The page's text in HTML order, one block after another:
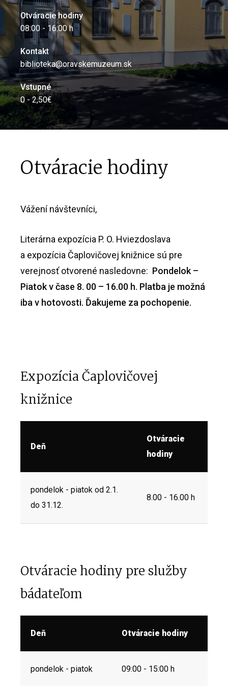
Otváracie hodiny
08:00 - 16:00 h
Kontakt
biblioteka@oravskemuzeum.sk
Vstupné
0 - 2,50€
Otváracie hodiny
Vážení návštevníci,
Literárna expozícia P. O. Hviezdoslava
a expozícia Čaplovičovej knižnice sú pre
verejnosť otvorené nasledovne: Pondelok –
Piatok v čase 8. 00 – 16.00 h. Platba je možná
iba v hotovosti. Ďakujeme za pochopenie.
Expozícia Čaplovičovej
knižnice
Deň
Otváracie
hodiny
pondelok - piatok od 2.1.
do 31.12.
8.00 - 16.00 h
Otváracie hodiny pre služby
bádateľom
Deň Otváracie hodiny
pondelok - piatok 09:00 - 15:00 h